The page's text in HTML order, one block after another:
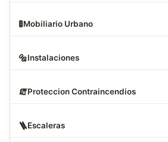
🚦Mobiliario Urbano
🔩Instalaciones
🧯Proteccion Contraincendios
🪜Escaleras